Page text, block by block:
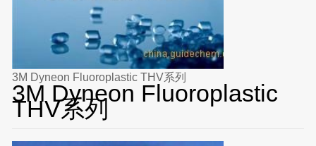
3M Dyneon Fluoroplastic THV系列
3M Dyneon Fluoroplastic
THV系列